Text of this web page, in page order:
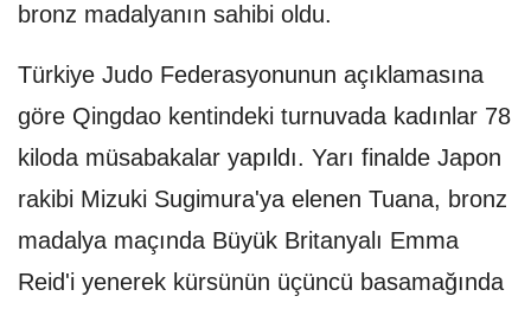
bronz madalyanın sahibi oldu.
Türkiye Judo Federasyonunun açıklamasına
göre Qingdao kentindeki turnuvada kadınlar 78
kiloda müsabakalar yapıldı. Yarı finalde Japon
rakibi Mizuki Sugimura'ya elenen Tuana, bronz
madalya maçında Büyük Britanyalı Emma
Reid'i yenerek kürsünün üçüncü basamağında